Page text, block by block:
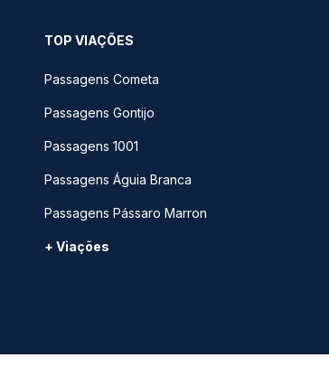
TOP VIAÇÕES
Passagens Cometa
Passagens Gontijo
Passagens 1001
Passagens Águia Branca
Passagens Pássaro Marron
+ Viações